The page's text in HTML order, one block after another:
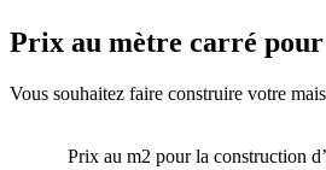
Prix au mètre carré pour
Vous souhaitez faire construire votre
Prix au m2 pour la construction